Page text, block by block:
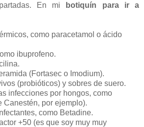
En mi
botiquín para ir a
como paracetamol o ácido
ibuprofeno.
(Fortasec o Imodium).
(probióticos) y sobres de suero.
infecciones por hongos, como
Canestén, por ejemplo).
como Betadine.
+50 (es que soy muy muy